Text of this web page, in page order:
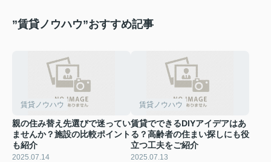
”賃貸ノウハウ”おすすめ記事
賃貸ノウハウ
親の住み替え先選びで迷ってい
ませんか？施設の比較ポイント
も紹介
2025.07.14
賃貸ノウハウ
賃貸でできるDIYアイデアはあ
る？高齢者の住まい探しにも役
立つ工夫をご紹介
2025.07.13